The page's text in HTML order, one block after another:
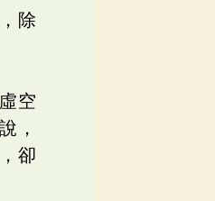
除
空
，
卻